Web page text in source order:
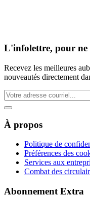
L'infolettre, pour ne
Recevez les meilleures
nouveautés directement
À propos
Politique de
Préférences des
Services aux
Combat des
Abonnement Extra